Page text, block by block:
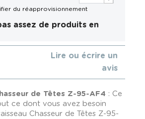
assez de produits en
Lire ou écrire un
avis
de Têtes Z-95-AF4 : Ce
ce dont vous avez besoin
Chasseur de Têtes Z-95-